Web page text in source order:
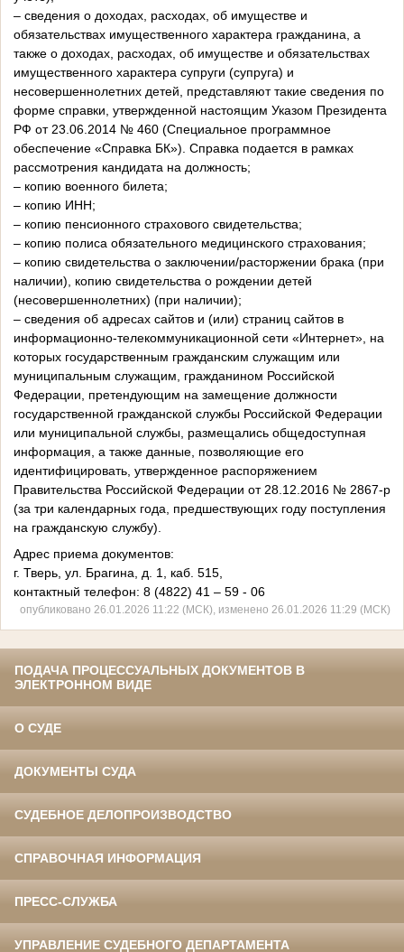
– сведения о доходах, расходах, об имуществе и
обязательствах имущественного характера гражданина, а
также о доходах, расходах, об имуществе и обязательствах
имущественного характера супруги (супруга) и
несовершеннолетних детей, представляют такие сведения по
форме справки, утвержденной настоящим Указом Президента
РФ от 23.06.2014 № 460 (Специальное программное
обеспечение «Справка БК»). Справка подается в рамках
рассмотрения кандидата на должность;
– копию военного билета;
– копию ИНН;
– копию пенсионного страхового свидетельства;
– копию полиса обязательного медицинского страхования;
– копию свидетельства о заключении/расторжении брака (при
наличии), копию свидетельства о рождении детей
(несовершеннолетних) (при наличии);
– сведения об адресах сайтов и (или) страниц сайтов в
информационно-телекоммуникационной сети «Интернет», на
которых государственным гражданским служащим или
муниципальным служащим, гражданином Российской
Федерации, претендующим на замещение должности
государственной гражданской службы Российской Федерации
или муниципальной службы, размещались общедоступная
информация, а также данные, позволяющие его
идентифицировать, утвержденное распоряжением
Правительства Российской Федерации от 28.12.2016 № 2867-р
(за три календарных года, предшествующих году поступления
на гражданскую службу).
Адрес приема документов:
г. Тверь, ул. Брагина, д. 1, каб. 515,
контактный телефон: 8 (4822) 41 – 59 - 06
опубликовано 26.01.2026 11:22 (МСК), изменено 26.01.2026 11:29 (МСК)
ПОДАЧА ПРОЦЕССУАЛЬНЫХ ДОКУМЕНТОВ В
ЭЛЕКТРОННОМ ВИДЕ
О СУДЕ
ДОКУМЕНТЫ СУДА
СУДЕБНОЕ ДЕЛОПРОИЗВОДСТВО
СПРАВОЧНАЯ ИНФОРМАЦИЯ
ПРЕСС-СЛУЖБА
УПРАВЛЕНИЕ СУДЕБНОГО ДЕПАРТАМЕНТА